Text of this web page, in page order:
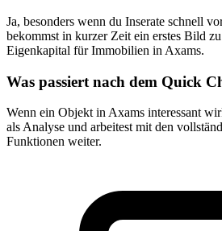
Ja, besonders wenn du Inserate schnell
bekommst in kurzer Zeit ein erstes Bild
Eigenkapital für Immobilien in Axams.
Was passiert nach dem Quick
Wenn ein Objekt in Axams interessant
als Analyse und arbeitest mit den
Funktionen weiter.